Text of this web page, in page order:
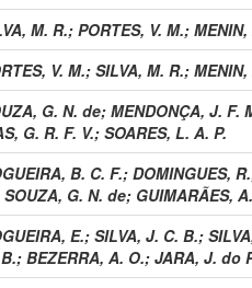
M. R.; PORTES, V. M.; MENIN,
V. M.; SILVA, M. R.; MENIN,
G. N. de; MENDONÇA, J. F.
G. R. F. V.; SOARES, L. A. P.
B. C. F.; DOMINGUES, R.
SOUZA, G. N. de; GUIMARÃES,
E.; SILVA, J. C. B.;
; BEZERRA, A. O.; JARA, J. do